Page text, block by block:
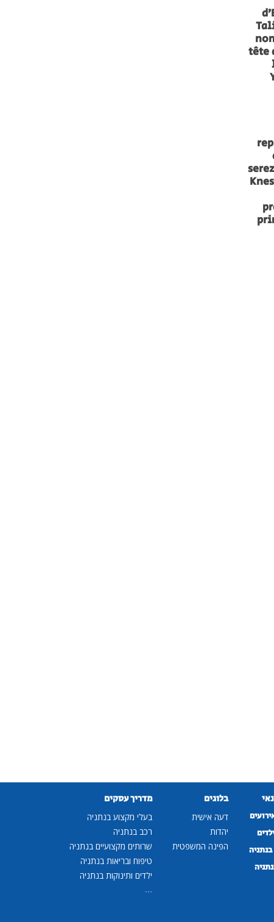
tête
בלוגים
דעה אישית
יהדות
הפינה המשפטית
מדריך עסקים
בעלי מקצוע בנתניה
רכב בנתניה
שרותים מקצועיים בנתניה
טיפוח ובריאות בנתניה
ילדים ותינוקות בנתניה
...